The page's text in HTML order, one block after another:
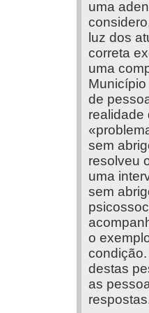
uma
luz dos
correta
uma
de
realidade
sem
resolveu
uma
sem
o
destas
as